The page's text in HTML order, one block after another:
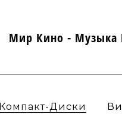
Мир Кино - Музыка
Компакт-Диски